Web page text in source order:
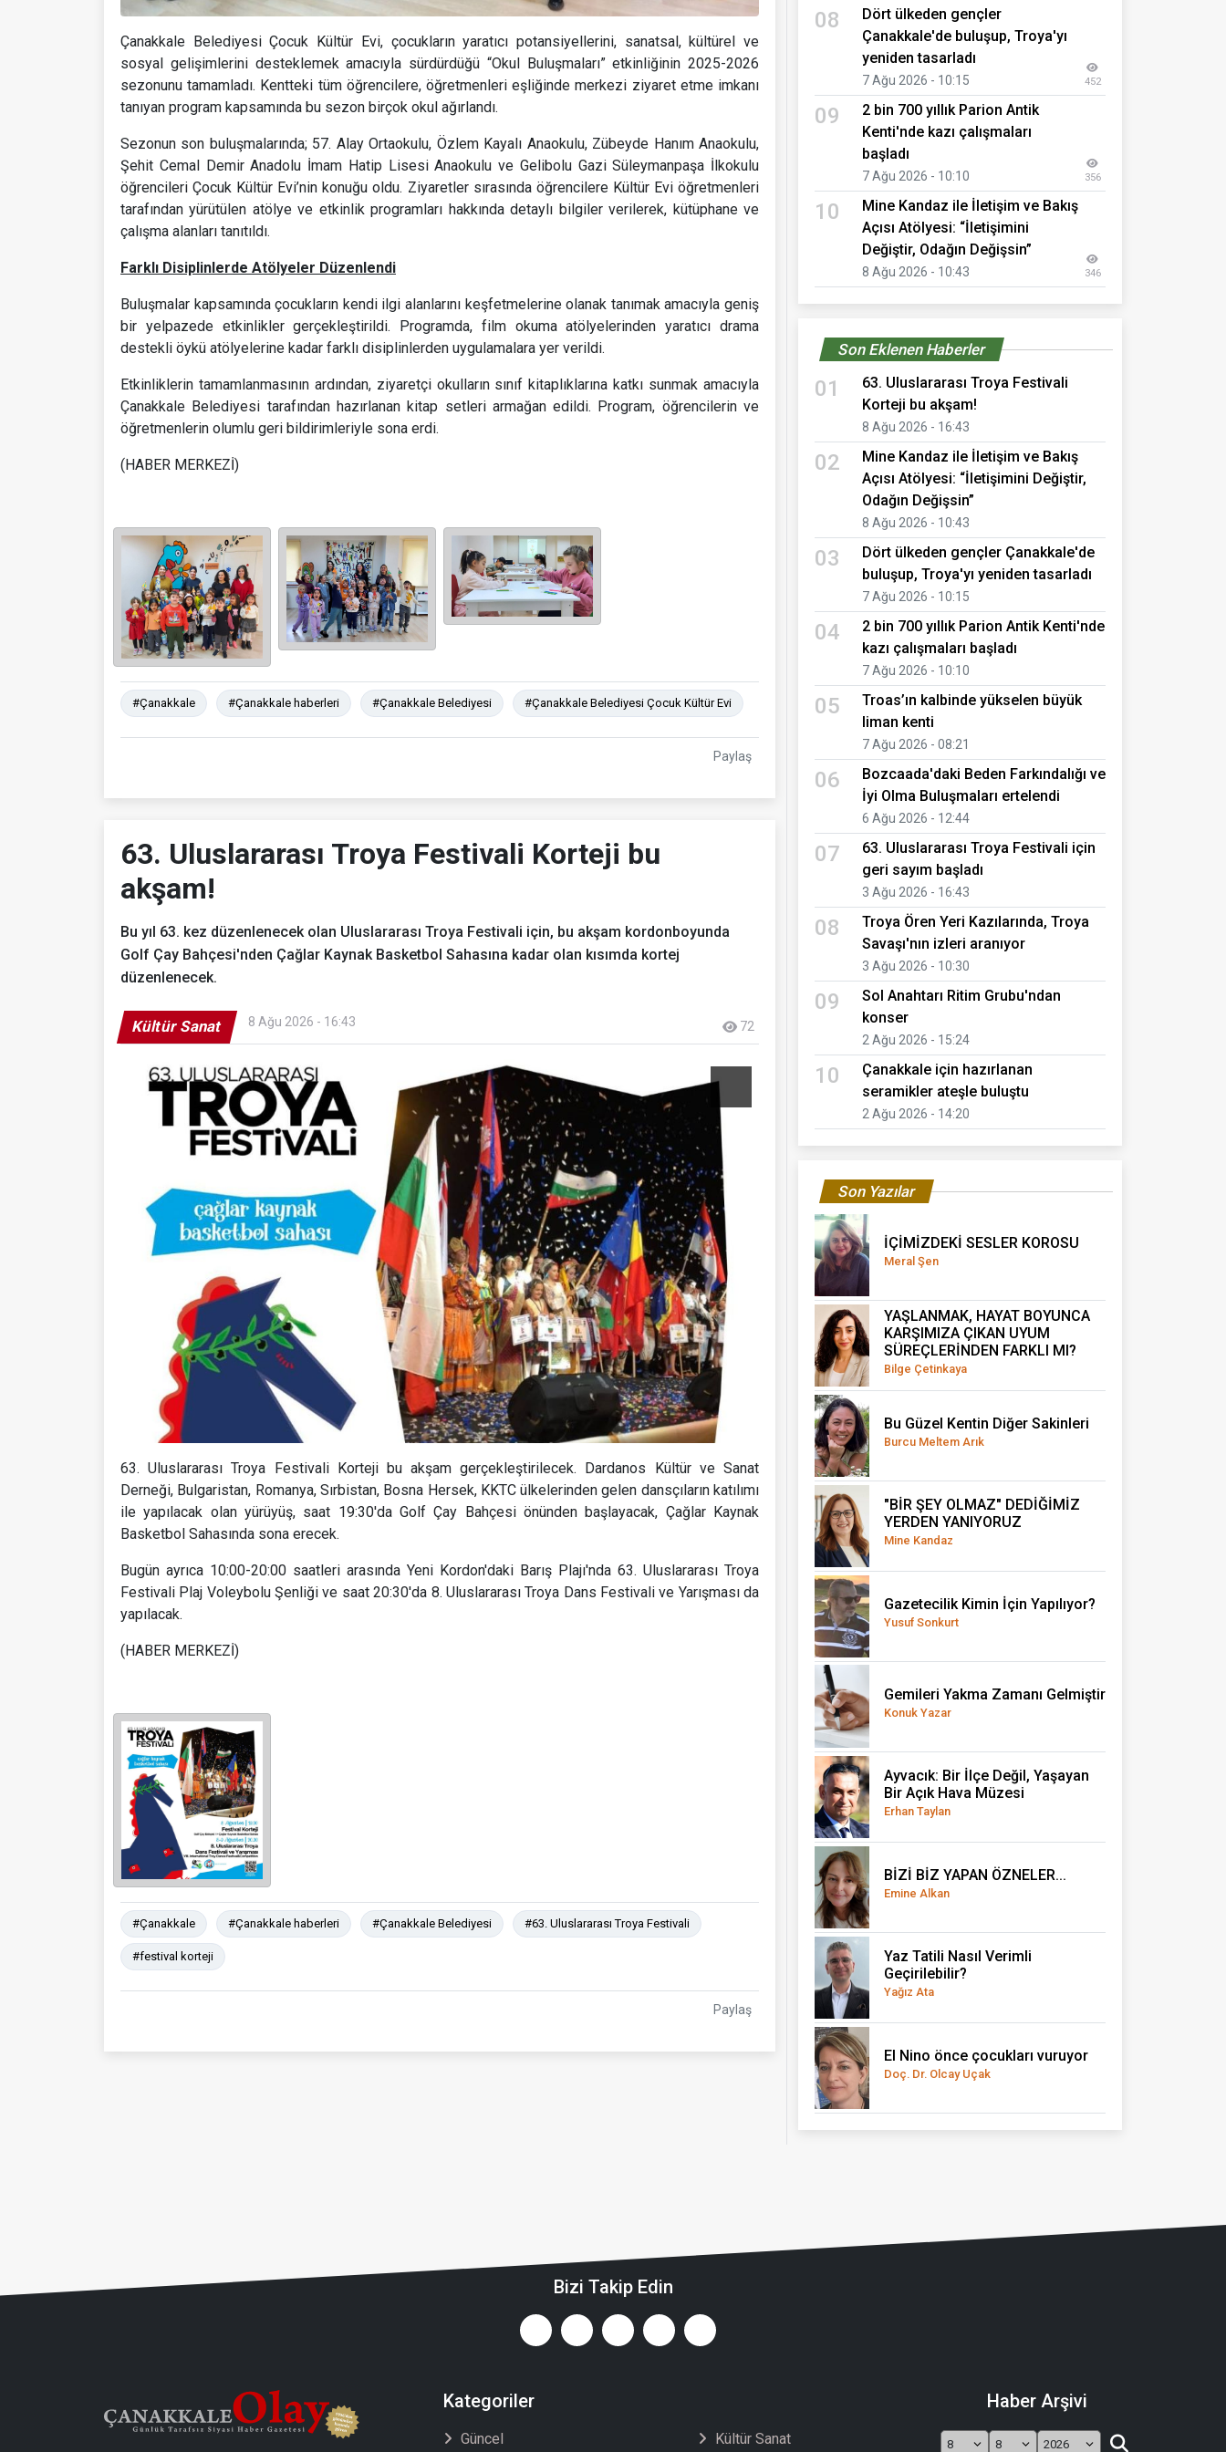
Çanakkale Belediyesi Çocuk Kültür Evi, çocukların yaratıcı potansiyellerini, sanatsal, kültürel ve
sosyal gelişimlerini desteklemek amacıyla sürdürdüğü “Okul Buluşmaları” etkinliğinin 2025-2026
sezonunu tamamladı. Kentteki tüm öğrencilere, öğretmenleri eşliğinde merkezi ziyaret etme imkanı
tanıyan program kapsamında bu sezon birçok okul ağırlandı.
Sezonun son buluşmalarında; 57. Alay Ortaokulu, Özlem Kayalı Anaokulu, Zübeyde Hanım Anaokulu,
Şehit Cemal Demir Anadolu İmam Hatip Lisesi Anaokulu ve Gelibolu Gazi Süleymanpaşa İlkokulu
öğrencileri Çocuk Kültür Evi’nin konuğu oldu. Ziyaretler sırasında öğrencilere Kültür Evi öğretmenleri
tarafından yürütülen atölye ve etkinlik programları hakkında detaylı bilgiler verilerek, kütüphane ve
çalışma alanları tanıtıldı.
Farklı Disiplinlerde Atölyeler Düzenlendi
Buluşmalar kapsamında çocukların kendi ilgi alanlarını keşfetmelerine olanak tanımak amacıyla geniş
bir yelpazede etkinlikler gerçekleştirildi. Programda, film okuma atölyelerinden yaratıcı drama
destekli öykü atölyelerine kadar farklı disiplinlerden uygulamalara yer verildi.
Etkinliklerin tamamlanmasının ardından, ziyaretçi okulların sınıf kitaplıklarına katkı sunmak amacıyla
Çanakkale Belediyesi tarafından hazırlanan kitap setleri armağan edildi. Program, öğrencilerin ve
öğretmenlerin olumlu geri bildirimleriyle sona erdi.
(HABER MERKEZİ)
#Çanakkale #Çanakkale haberleri #Çanakkale Belediyesi #Çanakkale Belediyesi Çocuk Kültür Evi
Paylaş
63. Uluslararası Troya Festivali Korteji bu
akşam!
Bu yıl 63. kez düzenlenecek olan Uluslararası Troya Festivali için, bu akşam kordonboyunda
Golf Çay Bahçesi'nden Çağlar Kaynak Basketbol Sahasına kadar olan kısımda kortej
düzenlenecek.
Kültür Sanat 8 Ağu 2026 - 16:43 72
63. Uluslararası Troya Festivali Korteji bu akşam gerçekleştirilecek. Dardanos Kültür ve Sanat
Derneği, Bulgaristan, Romanya, Sırbistan, Bosna Hersek, KKTC ülkelerinden gelen dansçıların katılımı
ile yapılacak olan yürüyüş, saat 19:30'da Golf Çay Bahçesi önünden başlayacak, Çağlar Kaynak
Basketbol Sahasında sona erecek.
Bugün ayrıca 10:00-20:00 saatleri arasında Yeni Kordon'daki Barış Plajı'nda 63. Uluslararası Troya
Festivali Plaj Voleybolu Şenliği ve saat 20:30'da 8. Uluslararası Troya Dans Festivali ve Yarışması da
yapılacak.
(HABER MERKEZİ)
#Çanakkale #Çanakkale haberleri #Çanakkale Belediyesi #63. Uluslararası Troya Festivali
#festival korteji
Paylaş
08
Dört ülkeden gençler
Çanakkale'de buluşup, Troya'yı
yeniden tasarladı
7 Ağu 2026 - 10:15 452
09
2 bin 700 yıllık Parion Antik
Kenti'nde kazı çalışmaları
başladı
7 Ağu 2026 - 10:10 356
10
Mine Kandaz ile İletişim ve Bakış
Açısı Atölyesi: “İletişimini
Değiştir, Odağın Değişsin”
8 Ağu 2026 - 10:43 346
Son Eklenen Haberler
01
63. Uluslararası Troya Festivali
Korteji bu akşam!
8 Ağu 2026 - 16:43
02
Mine Kandaz ile İletişim ve Bakış
Açısı Atölyesi: “İletişimini Değiştir,
Odağın Değişsin”
8 Ağu 2026 - 10:43
03
Dört ülkeden gençler Çanakkale'de
buluşup, Troya'yı yeniden tasarladı
7 Ağu 2026 - 10:15
04
2 bin 700 yıllık Parion Antik Kenti'nde
kazı çalışmaları başladı
7 Ağu 2026 - 10:10
05
Troas’ın kalbinde yükselen büyük
liman kenti
7 Ağu 2026 - 08:21
06
Bozcaada'daki Beden Farkındalığı ve
İyi Olma Buluşmaları ertelendi
6 Ağu 2026 - 12:44
07
63. Uluslararası Troya Festivali için
geri sayım başladı
3 Ağu 2026 - 16:43
08
Troya Ören Yeri Kazılarında, Troya
Savaşı'nın izleri aranıyor
3 Ağu 2026 - 10:30
09
Sol Anahtarı Ritim Grubu'ndan
konser
2 Ağu 2026 - 15:24
10
Çanakkale için hazırlanan
seramikler ateşle buluştu
2 Ağu 2026 - 14:20
Son Yazılar
İÇİMİZDEKİ SESLER KOROSU
Meral Şen
YAŞLANMAK, HAYAT BOYUNCA
KARŞIMIZA ÇIKAN UYUM
SÜREÇLERİNDEN FARKLI MI?
Bilge Çetinkaya
Bu Güzel Kentin Diğer Sakinleri
Burcu Meltem Arık
"BİR ŞEY OLMAZ" DEDİĞİMİZ
YERDEN YANIYORUZ
Mine Kandaz
Gazetecilik Kimin İçin Yapılıyor?
Yusuf Sonkurt
Gemileri Yakma Zamanı Gelmiştir
Konuk Yazar
Ayvacık: Bir İlçe Değil, Yaşayan
Bir Açık Hava Müzesi
Erhan Taylan
BİZİ BİZ YAPAN ÖZNELER...
Emine Alkan
Yaz Tatili Nasıl Verimli
Geçirilebilir?
Yağız Ata
El Nino önce çocukları vuruyor
Doç. Dr. Olcay Uçak
Bizi Takip Edin
Kategoriler
Güncel Kültür Sanat
Haber Arşivi